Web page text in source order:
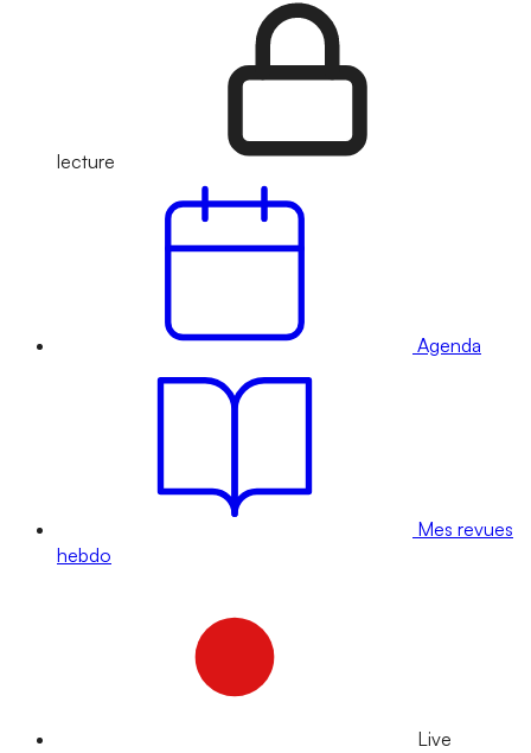
lecture
Agenda
Mes revues
hebdo
Live